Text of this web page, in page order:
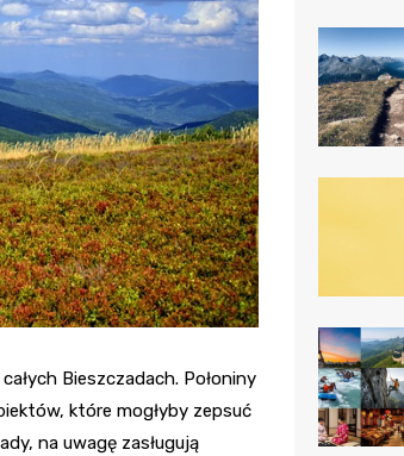
Bieszczadach. Połoniny
które mogłyby zepsuć
na uwagę zasługują